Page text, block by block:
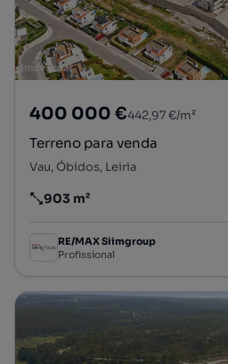
400 000 €442,97 €/m²
Terreno para venda
Vau, Óbidos, Leiria
Preço por metro quadrado
903 m²
RE/MAX Siimgroup
Profissional